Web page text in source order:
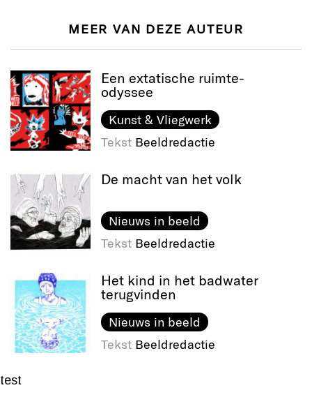
MEER VAN DEZE AUTEUR
Een extatische ruimte-
odyssee
Kunst & Vliegwerk
Tekst Beeldredactie
De macht van het volk
Nieuws in beeld
Tekst Beeldredactie
Het kind in het badwater
terugvinden
Nieuws in beeld
Tekst Beeldredactie
test